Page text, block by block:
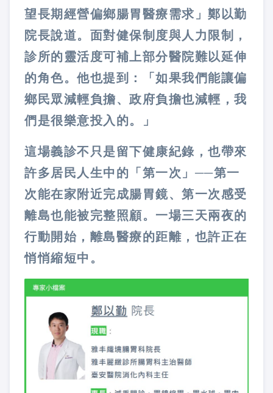
望長期經營偏鄉腸胃醫療需求」鄭以勤
院長說道。面對健保制度與人力限制，
診所的靈活度可補上部分醫院難以延伸
的角色。他也提到：「如果我們能讓偏
鄉民眾減輕負擔、政府負擔也減輕，我
們是很樂意投入的。」
這場義診不只是留下健康紀錄，也帶來
許多居民人生中的「第一次」──第一
次能在家附近完成腸胃鏡、第一次感受
離島也能被完整照顧。一場三天兩夜的
行動開始，離島醫療的距離，也許正在
悄悄縮短中。